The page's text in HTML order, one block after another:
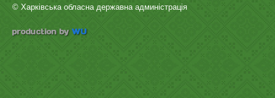
© Харківська обласна державна админістрація